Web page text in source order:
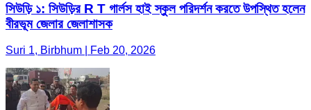
সিউড়ি ১: সিউড়ির R T গার্লস হাই স্কুল পরিদর্শন করতে উপস্থিত হলেন
বীরভূম জেলার জেলাশাসক
Suri 1, Birbhum | Feb 20, 2026